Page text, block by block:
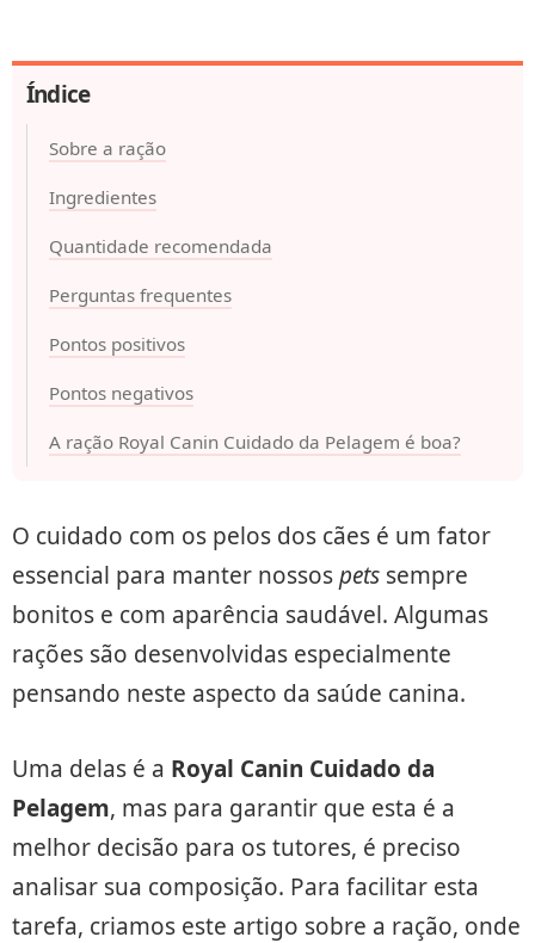
Índice
Sobre a ração
Ingredientes
Quantidade recomendada
Perguntas frequentes
Pontos positivos
Pontos negativos
A ração Royal Canin Cuidado da Pelagem é boa?
O cuidado com os pelos dos cães é um fator
essencial para manter nossospets sempre
bonitos e com aparência saudável. Algumas
rações são desenvolvidas especialmente
pensando neste aspecto da saúde canina.
Uma delas é a Royal Canin Cuidado da
Pelagem, mas para garantir que esta é a
melhor decisão para os tutores, é preciso
analisar sua composição. Para facilitar esta
tarefa, criamos este artigo sobre a ração, onde